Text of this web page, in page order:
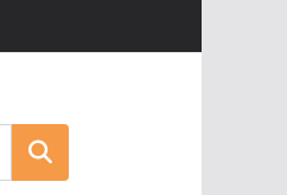
Rechercher